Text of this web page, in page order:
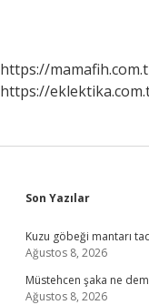
https://
https://
Sidebar
Son Yazılar
Kuzu göbeği mantarı
Ağustos 8, 2026
Müstehcen şaka ne
Ağustos 8, 2026